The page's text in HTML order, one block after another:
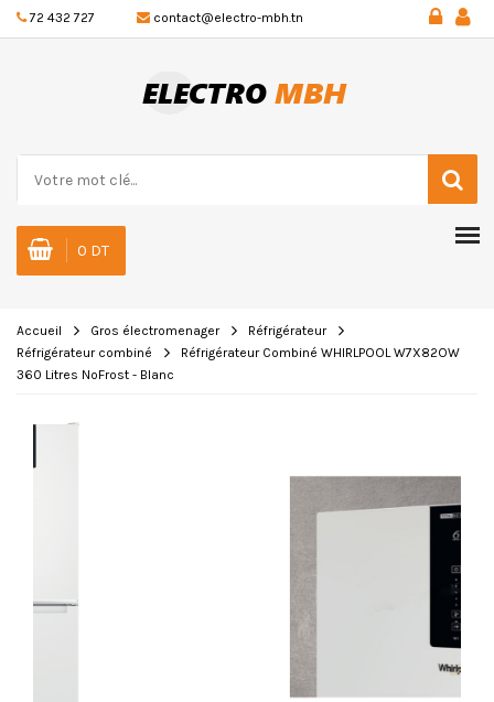
72 432 727 contact@electro-mbh.tn
0 DT
Accueil Gros électromenager
Réfrigérateur
Réfrigérateur combiné
Réfrigérateur Combiné WHIRLPOOL W7X82OW
360 Litres NoFrost - Blanc